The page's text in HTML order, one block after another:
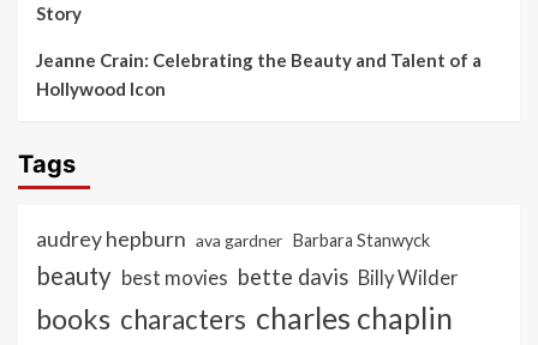
Story
Jeanne Crain: Celebrating the Beauty and Talent of a
Hollywood Icon
Tags
audrey hepburn ava gardner Barbara Stanwyck
beauty best movies bette davis Billy Wilder
books characters charles chaplin